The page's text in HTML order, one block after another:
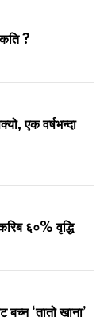
?
एक वर्षभन्दा
६०% वृद्धि
बच्न ‘तातो खाना’